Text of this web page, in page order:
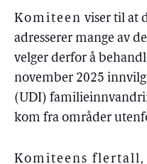
Komiteen viser til at
adresserer mange av
velger derfor å
november 2025
(UDI)
kom fra områder
Komiteens